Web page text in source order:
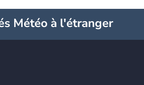
Météo à l'étranger